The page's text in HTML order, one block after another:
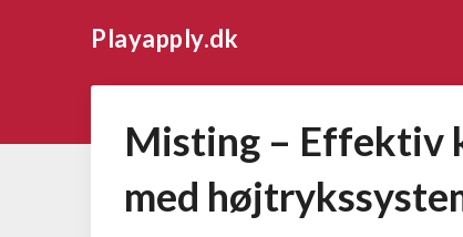
Playapply.dk
Misting – Effektiv
med